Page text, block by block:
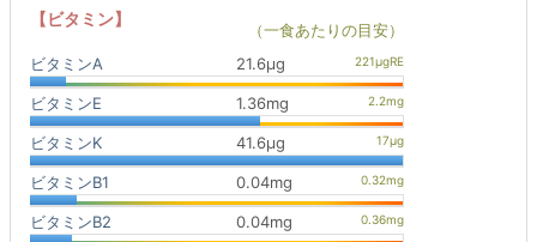
【ビタミン】
（一食あたりの目安）
ビタミンA
21.6μg
ビタミンE 1.36mg
ビタミンK 41.6μg
ビタミンB1 0.04mg
ビタミンB2 0.04mg